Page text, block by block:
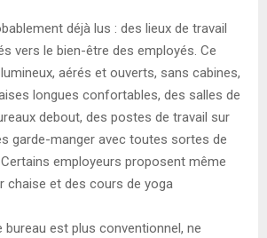
déjà lus : des lieux de travail
vers le bien-être des employés. Ce
aérés et ouverts, sans cabines,
longues confortables, des salles de
debout, des postes de travail sur
garde-manger avec toutes sortes de
employeurs proposent même
chaise et des cours de yoga
est plus conventionnel, ne